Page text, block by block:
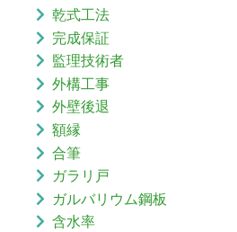
乾式工法
完成保証
監理技術者
外構工事
外壁後退
額縁
合筆
ガラリ戸
ガルバリウム鋼板
含水率